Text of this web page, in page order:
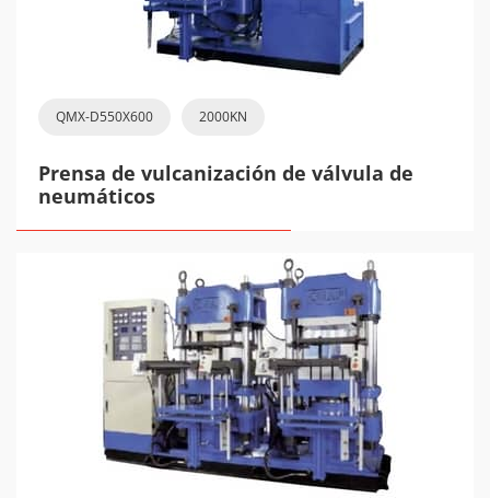
QMX-D550X600 2000KN
Prensa de vulcanización de válvula de
neumáticos